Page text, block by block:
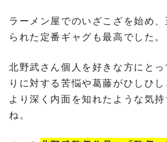
ラーメン屋でのいざこざを始め
られた定番ギャグも最高でした。
北野武さん個人を好きな方にと
りに対する苦悩や葛藤がひしひし
より深く内面を知れたような気
ね。